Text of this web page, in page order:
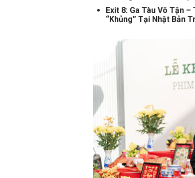
Exit 8: Ga Tàu Vô Tận
“Khủng” Tại Nhật Bản